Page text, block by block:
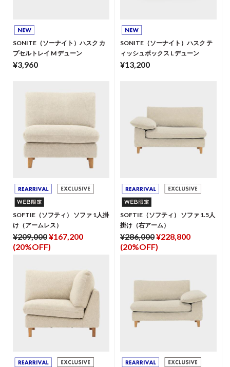
SONITE（ソーナイト）ハスク カ
プセルトレイ M デューン
¥3,960
SONITE（ソーナイト）ハスク テ
ィッシュボックス L デューン
¥13,200
SOFTIE（ソフティ） ソファ 1人掛
け（アームレス）
¥209,000¥167,200
(20%OFF)
SOFTIE（ソフティ） ソファ 1.5人
掛け（右アーム）
¥286,000¥228,800
(20%OFF)